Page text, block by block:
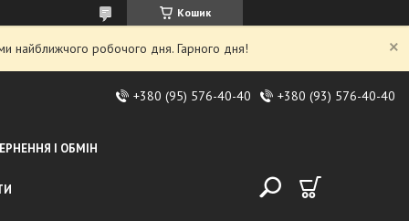
Кошик
найближчого робочого дня. Гарного дня!
+380 (95) 576-40-40 +380 (93) 576-40-40
І ОБМІН